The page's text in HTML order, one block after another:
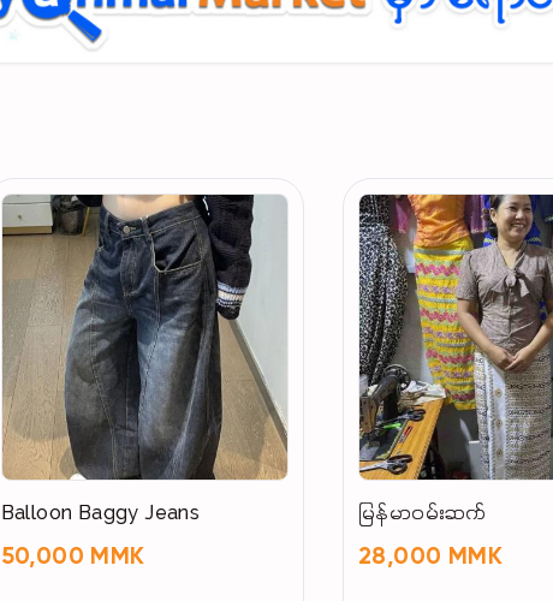
Balloon Baggy Jeans
50,000 MMK
မြန်မာဝမ်းဆက်
28,000 MMK